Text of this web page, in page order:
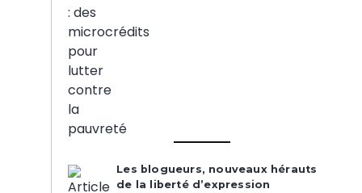
Les blogueurs, nouveaux hérauts
de la liberté d’expression